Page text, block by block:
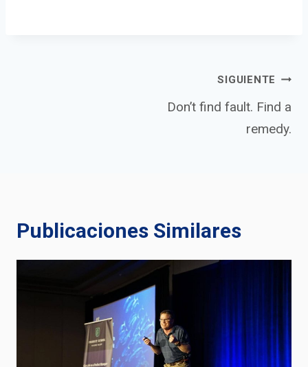
Navegación
entradas
SIGUIENTE
Don’t find fault. Find a
remedy.
Publicaciones Similares